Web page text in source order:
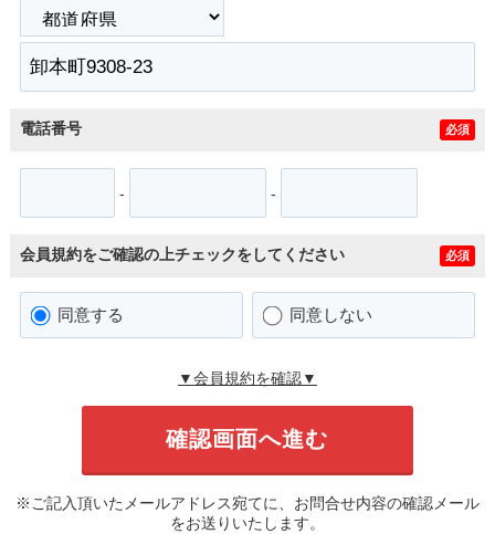
電話番号 必須
- -
会員規約をご確認の上チェックをしてください 必須
同意する 同意しない
▼会員規約を確認▼
※ご記入頂いたメールアドレス宛てに、お問合せ内容の確認メール
をお送りいたします。